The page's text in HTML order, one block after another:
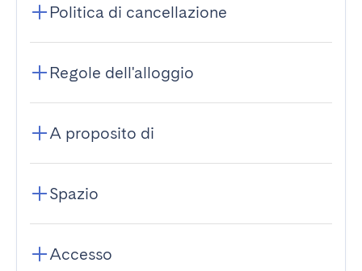
Politica di cancellazione
Regole dell'alloggio
A proposito di
Spazio
Accesso